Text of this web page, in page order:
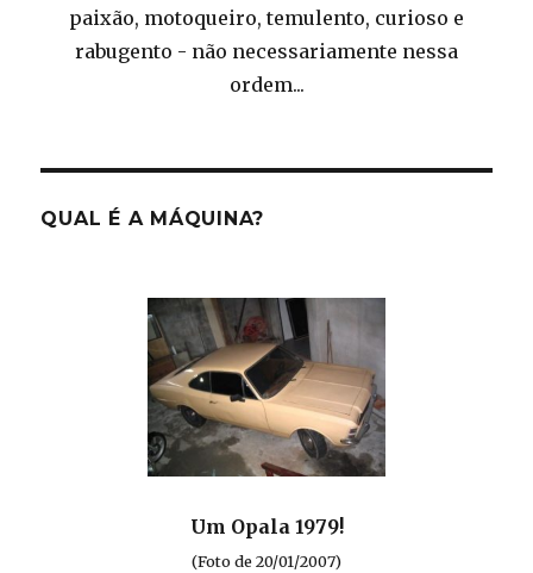
paixão, motoqueiro, temulento, curioso e
rabugento - não necessariamente nessa
ordem...
QUAL É A MÁQUINA?
Um Opala 1979!
(Foto de 20/01/2007)